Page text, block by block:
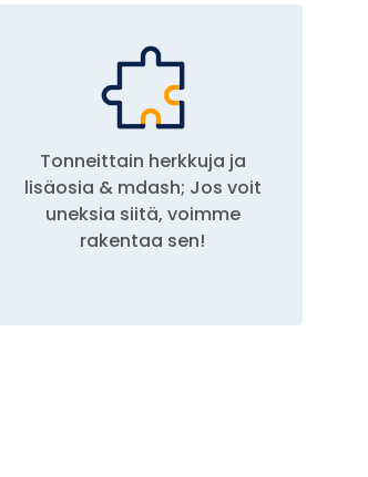
Tonneittain herkkuja ja
lisäosia & mdash; Jos voit
uneksia siitä, voimme
rakentaa sen!